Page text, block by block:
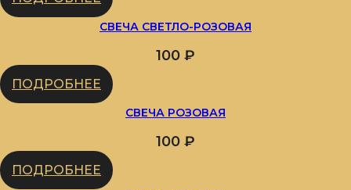
СВЕЧА СВЕТЛО-РОЗОВАЯ
100 ₽
ПОДРОБНЕЕ
СВЕЧА РОЗОВАЯ
100 ₽
ПОДРОБНЕЕ